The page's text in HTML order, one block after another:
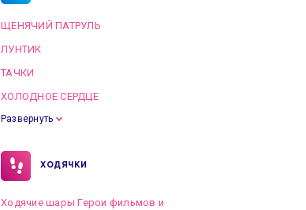
ЩЕНЯЧИЙ ПАТРУЛЬ
ЛУНТИК
ТАЧКИ
ХОЛОДНОЕ СЕРДЦЕ
Развернуть
ХОДЯЧКИ
Ходячие шары Герои фильмов и